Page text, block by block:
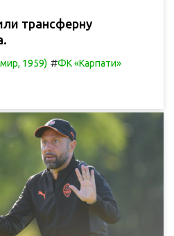
трансферну
1959) #ФК «Карпати»